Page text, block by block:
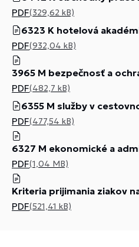
PDF(329,62 kB)
6323 K hotelová
PDF(932,04 kB)
PDF(482,7 kB)
6355 M služby v
PDF(477,54 kB)
PDF(1,04 MB)
PDF(521,41 kB)